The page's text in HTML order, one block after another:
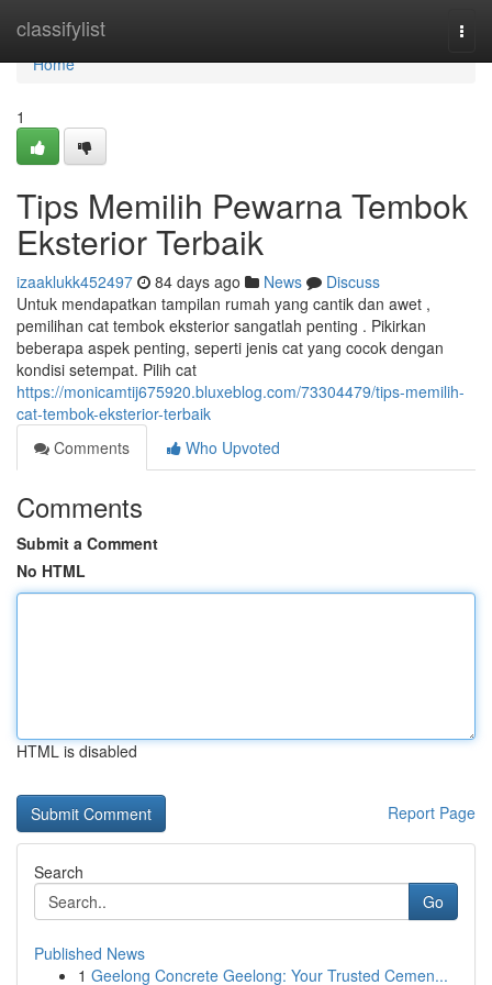
classifylist
Home
Home
1
Tips Memilih Pewarna Tembok
Eksterior Terbaik
izaaklukk452497 84 days ago News
Discuss
Untuk mendapatkan tampilan rumah yang cantik dan awet ,
pemilihan cat tembok eksterior sangatlah penting . Pikirkan
beberapa aspek penting, seperti jenis cat yang cocok dengan
kondisi setempat. Pilih cat
https://monicamtij675920.bluxeblog.com/73304479/tips-memilih-
cat-tembok-eksterior-terbaik
Comments
Who Upvoted
Comments
Submit a Comment
No HTML
HTML is disabled
Report Page
Search
Go
Published News
1 Geelong Concrete Geelong: Your Trusted Cemen...